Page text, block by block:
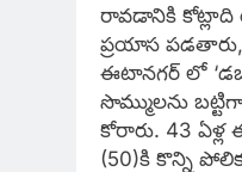
రావడానికి కోట్లాది
ప్రయాస
ఈటానగర్‌ లో
సొమ్ములను
కోరారు. 43 ఏళ్ల
(50)కి కొన్ని